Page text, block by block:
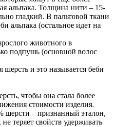
альпака. Толщина нити – 15-
гладкий. В пальтовой ткани
альпака (остальное идет на
животного в
подпушь (основной волос
и это называется беби
чтобы она стала более
стоимости изделия.
шерсти – признанный эталон,
теряет свойств удерживать